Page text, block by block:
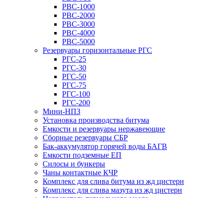
РВС-1000
РВС-2000
РВС-3000
РВС-4000
РВС-5000
Резервуары горизонтальные РГС
РГС-25
РГС-30
РГС-50
РГС-75
РГС-100
РГС-200
Мини-НПЗ
Установка производства битума
Емкости и резервуары нержавеющие
Сборные резервуары СБР
Бак-аккумулятор горячей воды БАГВ
Емкости подземные ЕП
Силосы и бункеры
Чаны контактные КЧР
Комплекс для слива битума из жд цистерн
Комплекс для слива мазута из жд цистерн